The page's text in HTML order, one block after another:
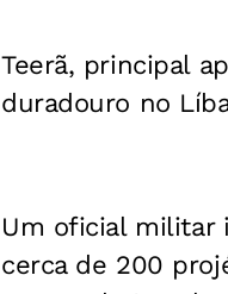
Teerã, principal
duradouro no
Um oficial militar
cerca de 200